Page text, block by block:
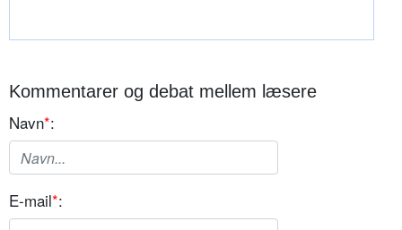
Kommentarer og debat mellem læsere
Navn*:
E-mail*: